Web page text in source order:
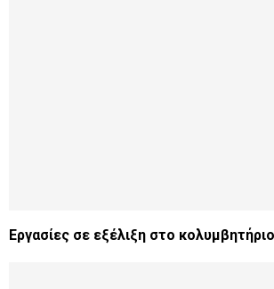
Εργασίες σε εξέλιξη στο